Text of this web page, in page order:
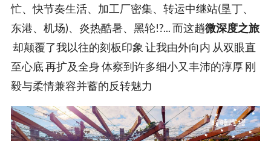
忙、快节奏生活、加工厂密集、转运中继站(垦丁、
东港、机场)、炎热酷暑、黑轮!?... 而这趟微深度之旅
却颠覆了我以往的刻板印象 让我由外向内 从双眼直
至心底 再扩及全身 体察到许多细小又丰沛的淳厚 刚
毅与柔情兼容并蓄的反转魅力